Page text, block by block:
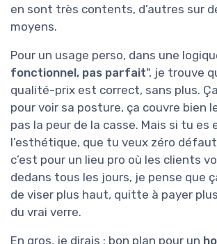
en sont très contents, d’autres sur
moyens.
Pour un usage perso, dans une
fonctionnel, pas parfait", je trouve
qualité-prix est correct, sans plus.
pour voir sa posture, ça couvre bien
pas la peur de la casse. Mais si tu es
l’esthétique, que tu veux zéro
c’est pour un lieu pro où les clients
dedans tous les jours, je pense que
de viser plus haut, quitte à payer
du vrai verre.
En gros, je dirais : bon plan pour un